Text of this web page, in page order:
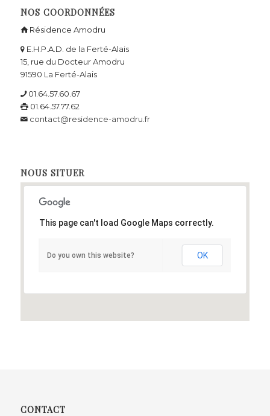
NOS COORDONNÉES
Résidence Amodru
E.H.P.A.D. de la Ferté-Alais
15, rue du Docteur Amodru
91590 La Ferté-Alais
01.64.57.60.67
01.64.57.77.62
contact@residence-amodru.fr
NOUS SITUER
This page can't load Google Maps correctly.
Do you own this website? OK
CONTACT